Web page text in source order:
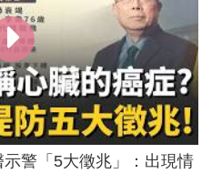
警「5大徵兆」：出現情